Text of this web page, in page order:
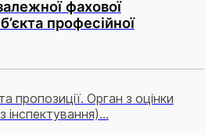
фахової
професійної
пропозиції. Орган з оцінки
інспектування)...